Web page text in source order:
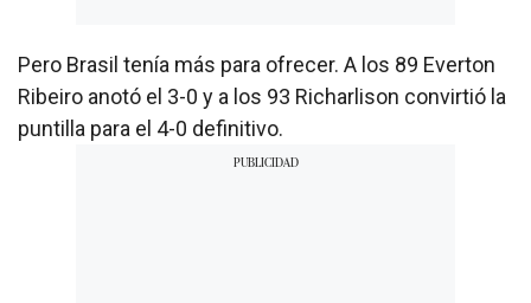
Pero Brasil tenía más para ofrecer. A los 89 Everton
Ribeiro anotó el 3-0 y a los 93 Richarlison convirtió la
puntilla para el 4-0 definitivo.